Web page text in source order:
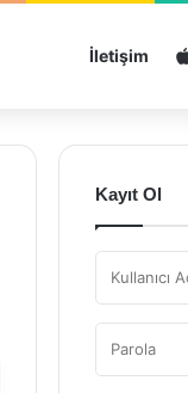
İletişim
Kayıt Ol